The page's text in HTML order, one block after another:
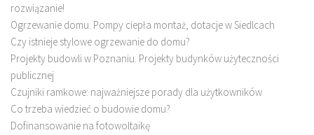
rozwiązanie!
Ogrzewanie domu. Pompy ciepła montaż, dotacje w Siedlcach
Czy istnieje stylowe ogrzewanie do domu?
Projekty budowli w Poznaniu. Projekty budynków użyteczności
publicznej
Czujniki ramkowe: najważniejsze porady dla użytkowników
Co trzeba wiedzieć o budowie domu?
Dofinansowanie na fotowoltaikę